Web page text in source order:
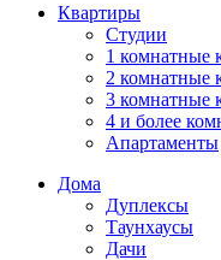
Квартиры
Студии
1 комнатные
2 комнатные
3 комнатные
4 и более
Апартаменты
Дома
Дуплексы
Таунхаусы
Дачи